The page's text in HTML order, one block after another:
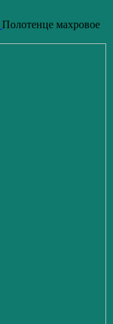
Полотенце махровое